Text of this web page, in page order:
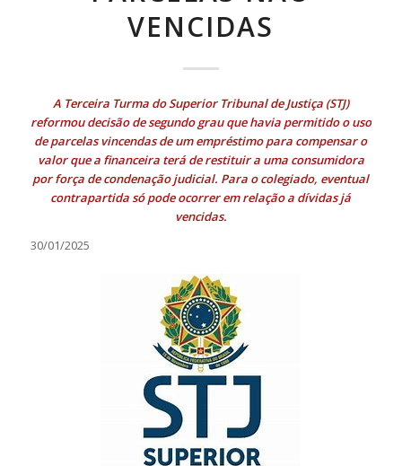
VENCIDAS
A Terceira Turma do Superior Tribunal de Justiça (STJ)
reformou decisão de segundo grau que havia permitido o uso
de parcelas vincendas de um empréstimo para compensar o
valor que a financeira terá de restituir a uma consumidora
por força de condenação judicial. Para o colegiado, eventual
contrapartida só pode ocorrer em relação a dívidas já
vencidas.
30/01/2025